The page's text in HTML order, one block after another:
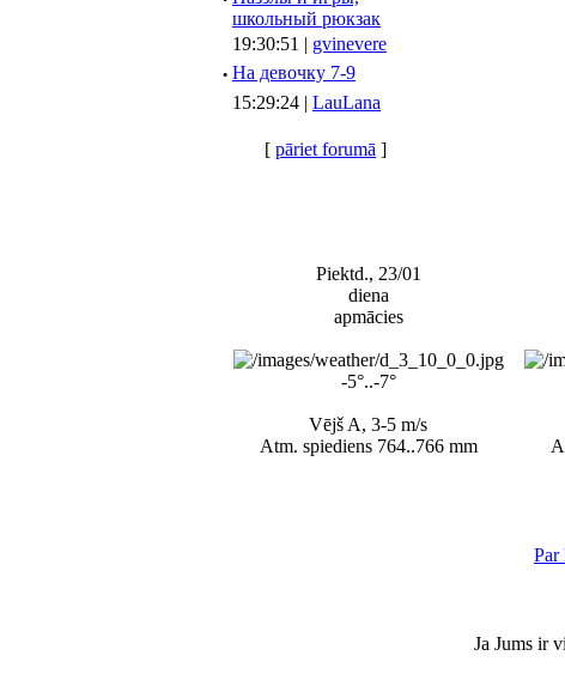
школьный рюкзак
19:30:51 | gvinevere
· Hа девочку 7-9
15:29:24 | LauLana
[ pāriet forumā ]
Piektd., 23/01
diena
apmācies
-5°..-7°
Vējš A, 3-5 m/s
Atm. spiediens 764..766 mm
Par
Ja Jums ir